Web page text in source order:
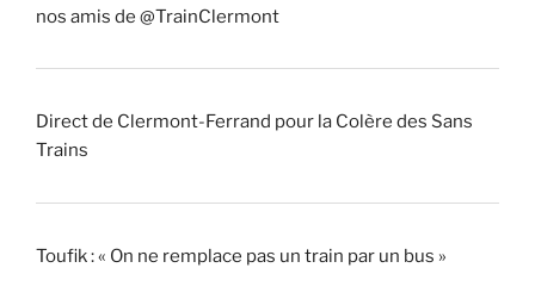
nos amis de @TrainClermont
Direct de Clermont-Ferrand pour la Colère des Sans
Trains
Toufik : « On ne remplace pas un train par un bus »